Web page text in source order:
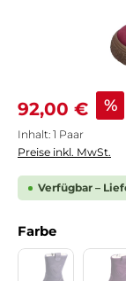
Verkaufspreis:
92,00 € %
Inhalt: 1 Paar
Preise inkl. MwSt.
Verfügbar –
Farbeauswählen